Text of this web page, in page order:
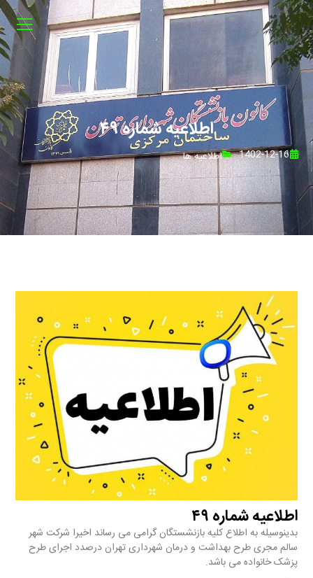
اطلاعیه شماره ۴۹
1402-12-16 اطلاعیه ها
اطلاعیه شماره ۴۹
بدینوسیله به اطلاع کلیه بازنشستگان گرامی می رساند اخیرا شرکت شهر
سالم مجری طرح بهداشت و درمان شهرداری تهران درصدد اجرای طرح
پزشک خانواده می باشد.